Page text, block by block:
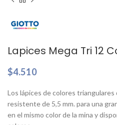
Lapices Mega Tri 12
$4.510
Los lápices de colores
resistente de 5,5 mm. para una
en el mismo color de la mina y